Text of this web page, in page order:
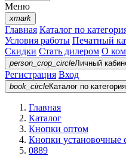
Меню
xmark
Главная Каталог по
Условия работы Печатный
Скидки Стать дилером О
person_crop_circleЛичный
Регистрация Вход
book_circleКаталог по
Главная
Каталог
Кнопки оптом
Кнопки установочные
0889